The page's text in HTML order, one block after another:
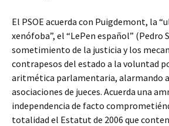
El PSOE acuerda con Puigdemont, la
xenófoba”, el “LePen español” (Pedro
sometimiento de la justicia y los
contrapesos del estado a la voluntad
aritmética parlamentaria, alarmando
asociaciones de jueces. Acuerda una
independencia de facto
totalidad el Estatut de 2006 que